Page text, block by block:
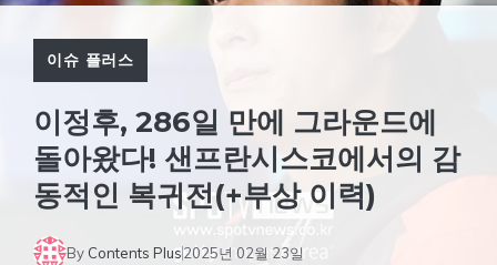
이슈 플러스
이정후, 286일 만에 그라운드에
돌아왔다! 샌프란시스코에서의 감
동적인 복귀전(+부상 이력)
By Contents Plus2025년 02월 23일